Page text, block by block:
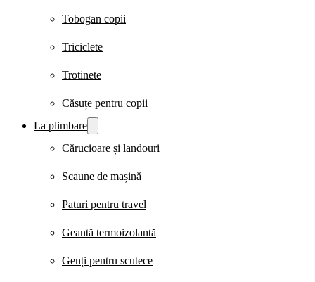
Tobogan copii
Triciclete
Trotinete
Căsuțe pentru copii
La plimbare
Cărucioare și landouri
Scaune de mașină
Paturi pentru travel
Geantă termoizolantă
Genți pentru scutece